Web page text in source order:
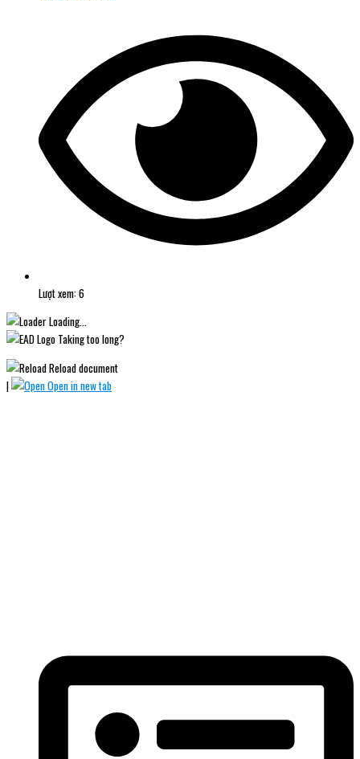
Lượt xem: 6
Loading...
Taking too long?
Reload document
|
Open in new tab